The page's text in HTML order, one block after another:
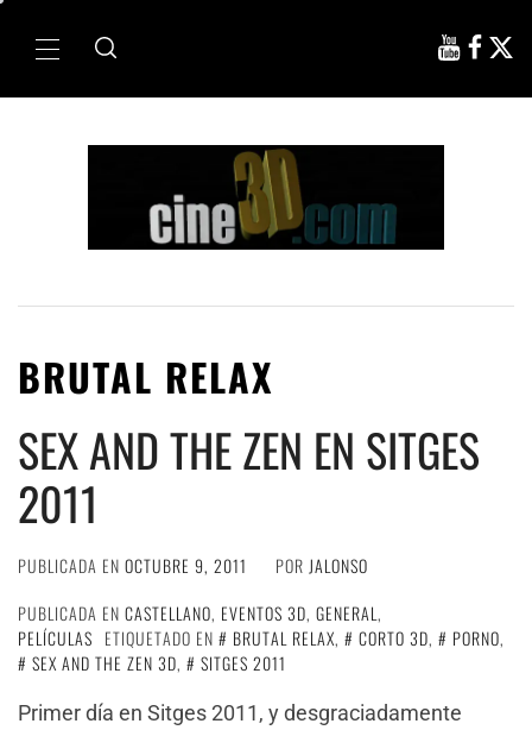
Menú
BRUTAL RELAX
SEX AND THE ZEN EN SITGES
2011
PUBLICADA EN OCTUBRE 9, 2011 POR JALONSO
PUBLICADA EN CASTELLANO, EVENTOS 3D, GENERAL,
PELÍCULAS ETIQUETADO EN BRUTAL RELAX, CORTO 3D, PORNO,
SEX AND THE ZEN 3D,
SITGES 2011
Primer día en Sitges 2011, y desgraciadamente